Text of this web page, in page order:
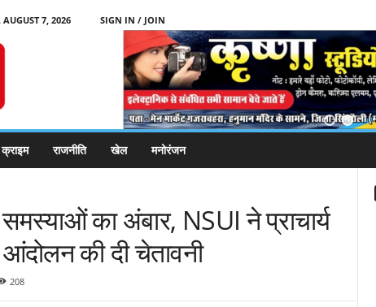
AUGUST 7, 2026
SIGN IN / JOIN
क्राइम राजनीति खेल मनोरंजन
समस्याओं का अंबार, NSUI ने प्राचार्य
आंदोलन की दी चेतावनी
208